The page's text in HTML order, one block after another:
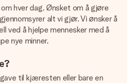
hver dag. Ønsket om å gjøre
alt vi gjør. Vi ønsker å
ved å hjelpe mennesker med å
nye minner.
til kjæresten eller bare en